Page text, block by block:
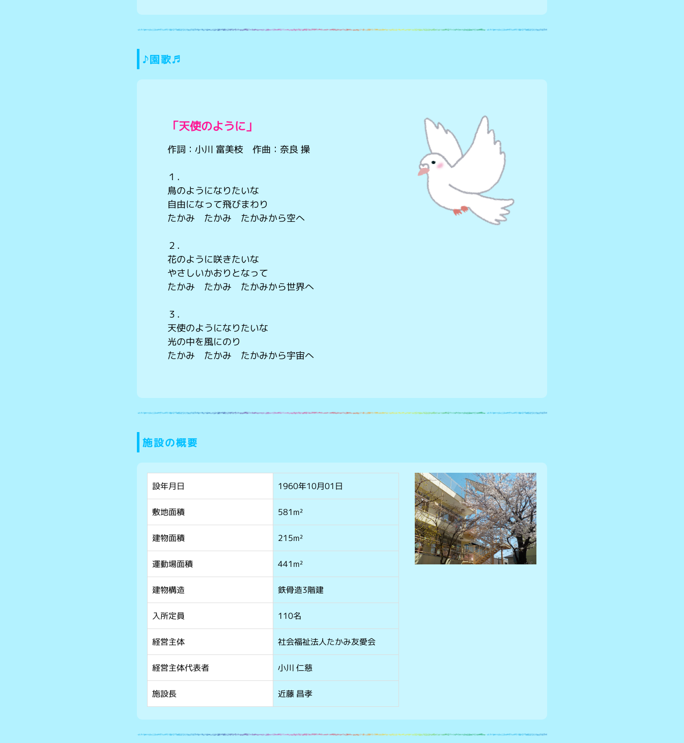
♪園歌♬
「天使のように」
作詞：小川 富美枝 作曲：奈良 操
１．
鳥のようになりたいな
自由になって飛びまわり
たかみ たかみ たかみから空へ
２．
花のように咲きたいな
やさしいかおりとなって
たかみ たかみ たかみから世界へ
３．
天使のようになりたいな
光の中を風にのり
たかみ たかみ たかみから宇宙へ
施設の概要
設年月日 1960年10月01日
敷地面積 581m²
建物面積 215m²
運動場面積 441m²
建物構造 鉄骨造3階建
入所定員 110名
経営主体 社会福祉法人たかみ友愛会
経営主体代表者 小川 仁慈
施設長 近藤 昌孝